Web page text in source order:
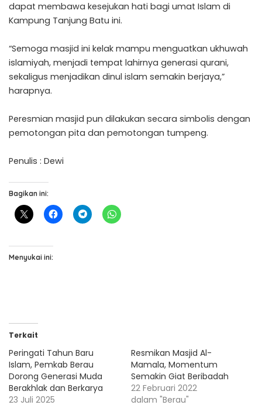
dapat membawa kesejukan hati bagi umat Islam di
Kampung Tanjung Batu ini.
“Semoga masjid ini kelak mampu menguatkan ukhuwah
islamiyah, menjadi tempat lahirnya generasi qurani,
sekaligus menjadikan dinul islam semakin berjaya,”
harapnya.
Peresmian masjid pun dilakukan secara simbolis dengan
pemotongan pita dan pemotongan tumpeng.
Penulis : Dewi
Bagikan ini:
Menyukai ini:
Terkait
Peringati Tahun Baru
Islam, Pemkab Berau
Dorong Generasi Muda
Berakhlak dan Berkarya
23 Juli 2025
Resmikan Masjid Al-
Mamala, Momentum
Semakin Giat Beribadah
22 Februari 2022
dalam "Berau"